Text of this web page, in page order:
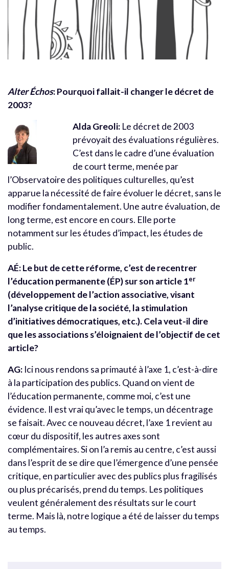
Alter Échos: Pourquoi fallait-il changer le décret de
2003?
Alda Greoli: Le décret de 2003
prévoyait des évaluations régulières.
C’est dans le cadre d’une évaluation
de court terme, menée par
l’Observatoire des politiques culturelles, qu’est
apparue la nécessité de faire évoluer le décret, sans le
modifier fondamentalement. Une autre évaluation, de
long terme, est encore en cours. Elle porte
notamment sur les études d’impact, les études de
public.
AÉ: Le but de cette réforme, c’est de recentrer
l’éducation permanente (ÉP) sur son article 1er
(développement de l’action associative, visant
l’analyse critique de la société, la stimulation
d’initiatives démocratiques, etc.). Cela veut-il dire
que les associations s’éloignaient de l’objectif de cet
article?
AG: Ici nous rendons sa primauté à l’axe 1, c’est-à-dire
à la participation des publics. Quand on vient de
l’éducation permanente, comme moi, c’est une
évidence. Il est vrai qu’avec le temps, un décentrage
se faisait. Avec ce nouveau décret, l’axe 1 revient au
cœur du dispositif, les autres axes sont
complémentaires. Si on l’a remis au centre, c’est aussi
dans l’esprit de se dire que l’émergence d’une pensée
critique, en particulier avec des publics plus fragilisés
ou plus précarisés, prend du temps. Les politiques
veulent généralement des résultats sur le court
terme. Mais là, notre logique a été de laisser du temps
au temps.